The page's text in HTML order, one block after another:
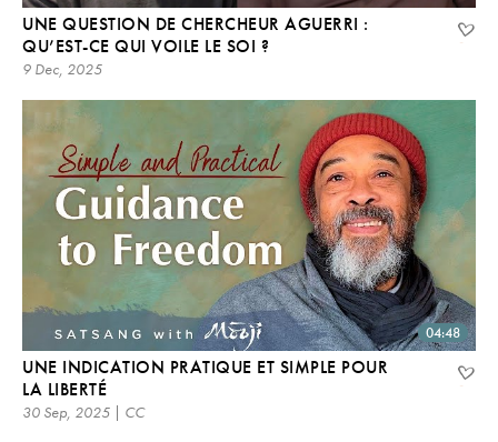
UNE QUESTION DE CHERCHEUR AGUERRI :
QU’EST-CE QUI VOILE LE SOI ?
9 Dec, 2025
04:48
UNE INDICATION PRATIQUE ET SIMPLE POUR
LA LIBERTÉ
30 Sep, 2025 | CC